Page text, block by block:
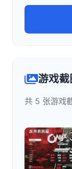
游戏截
共 5 张游戏